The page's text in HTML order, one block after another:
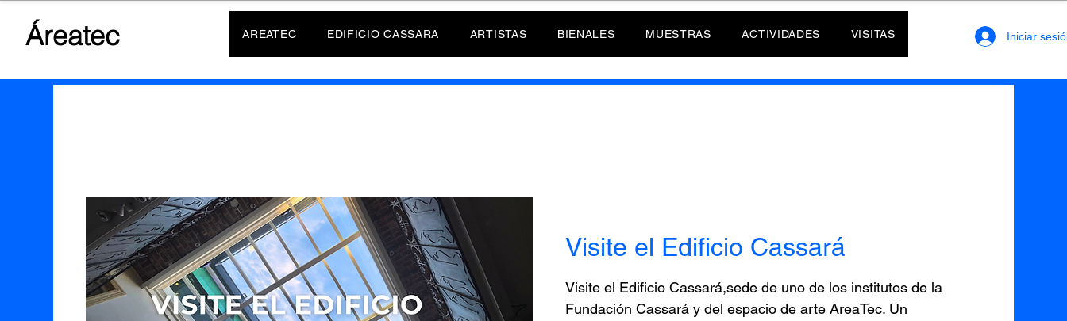
Áreatec AREATEC EDIFICIO CASSARA ARTISTAS BIENALES MUESTRAS ACTIVIDADES VISITAS Iniciar
Visite el Edificio Cassará
Visite el Edificio Cassará,sede de uno de los institutos de la
Fundación Cassará y del espacio de arte AreaTec. Un